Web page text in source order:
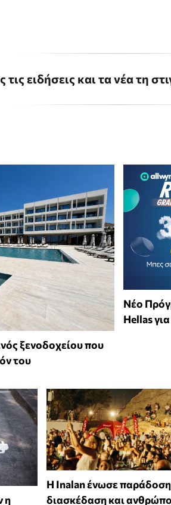
τις ειδήσεις και τα νέα τη
ξενοδοχείου που
του
Νέο
Hellas
η
Η Inalan ένωσε
διασκέδαση και